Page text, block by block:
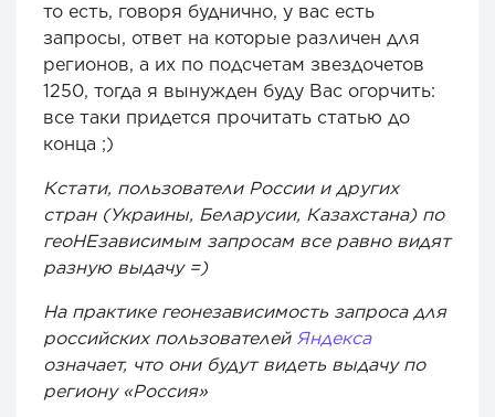
то есть, говоря буднично, у вас есть
запросы, ответ на которые различен для
регионов, а их по подсчетам звездочетов
1250, тогда я вынужден буду Вас огорчить:
все таки придется прочитать статью до
конца ;)
Кстати, пользователи России и других
стран (Украины, Беларусии, Казахстана) по
геоНЕзависимым запросам все равно видят
разную выдачу =)
На практике геонезависимость запроса для
российских пользователей Яндекса
означает, что они будут видеть выдачу по
региону «Россия»